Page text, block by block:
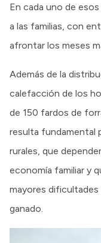
En cada uno de
a las familias, con
afrontar los meses
Además de la
calefacción de los
de 150 fardos de
resulta fundamental
rurales, que
economía familiar y
mayores dificultades
ganado.